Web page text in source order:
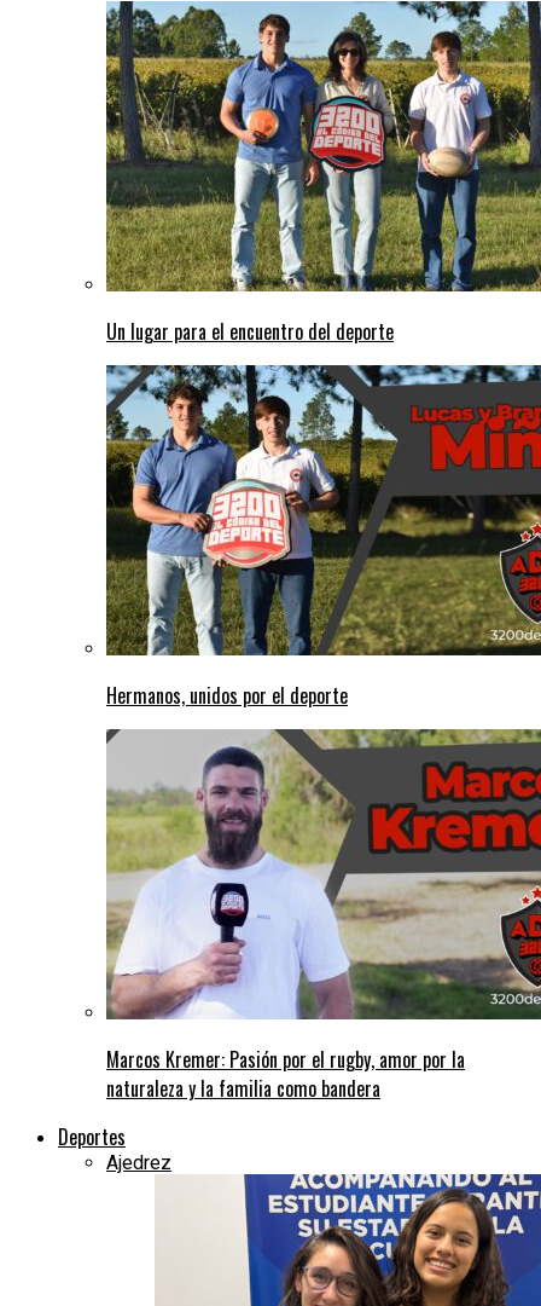
Un lugar para el encuentro del deporte
Hermanos, unidos por el deporte
Marcos Kremer: Pasión por el rugby, amor por la
naturaleza y la familia como bandera
Deportes
Ajedrez